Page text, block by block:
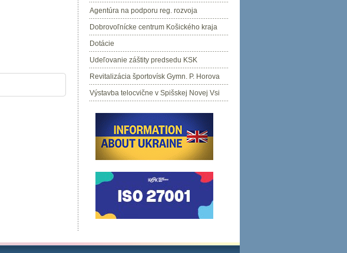
Agentúra na podporu reg. rozvoja
Dobrovoľnícke centrum Košického kraja
Dotácie
Udeľovanie záštity predsedu KSK
Revitalizácia športovísk Gymn. P. Horova
Výstavba telocvične v Spišskej Novej Vsi